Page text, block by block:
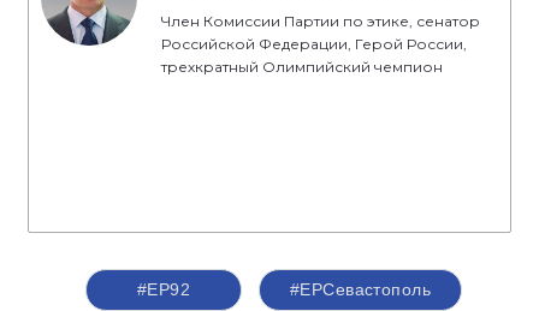
Член Комиссии Партии по этике, сенатор
Российской Федерации, Герой России,
трехкратный Олимпийский чемпион
#ЕР92 #ЕРСевастополь